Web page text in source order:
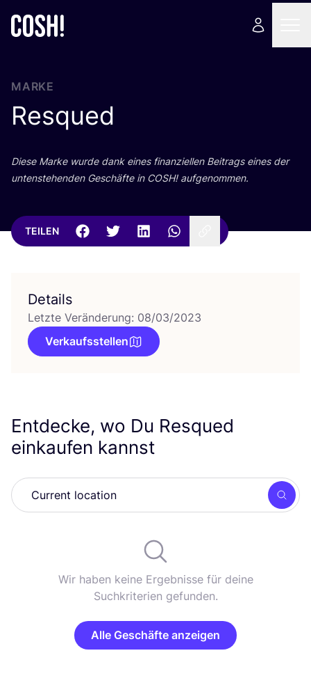
MARKE
Resqued
Die­se Mar­ke wur­de dank eines finan­zi­el­len Bei­trags eines der
unten­ste­hen­den Geschäf­te in COSH! aufgenommen.
TEILEN
Details
Letzte Veränderung: 08/03/2023
Verkaufsstellen
Entdecke, wo Du Resqued
einkaufen kannst
Wir haben keine Ergebnisse für deine
Suchkriterien gefunden.
Alle Geschäfte anzeigen